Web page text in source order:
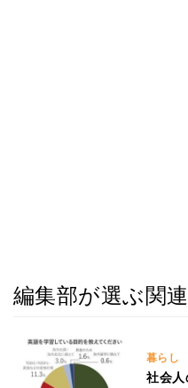
編集部が選ぶ関
暮らし
社会